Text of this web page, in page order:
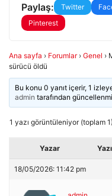
Paylaş: Twitter
Pinterest
Ana sayfa › Forumlar › Genel ›
sürücü öldü
Bu konu 0 yanıt içerir, 1
admin tarafından
1 yazı görüntüleniyor (toplam 1)
Yazar
18/05/2026: 11:42 pm